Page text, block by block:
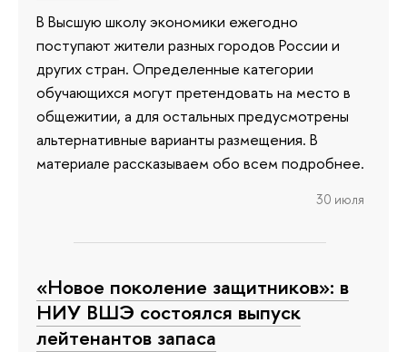
В Высшую школу экономики ежегодно
поступают жители разных городов России и
других стран. Определенные категории
обучающихся могут претендовать на место в
общежитии, а для остальных предусмотрены
альтернативные варианты размещения. В
материале рассказываем обо всем подробнее.
30 июля
«Новое поколение защитников»: в
НИУ ВШЭ состоялся выпуск
лейтенантов запаса